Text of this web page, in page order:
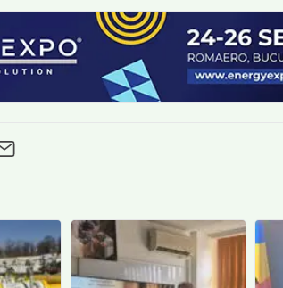
LinkedIn
pe Pinterest
prin whatsapp